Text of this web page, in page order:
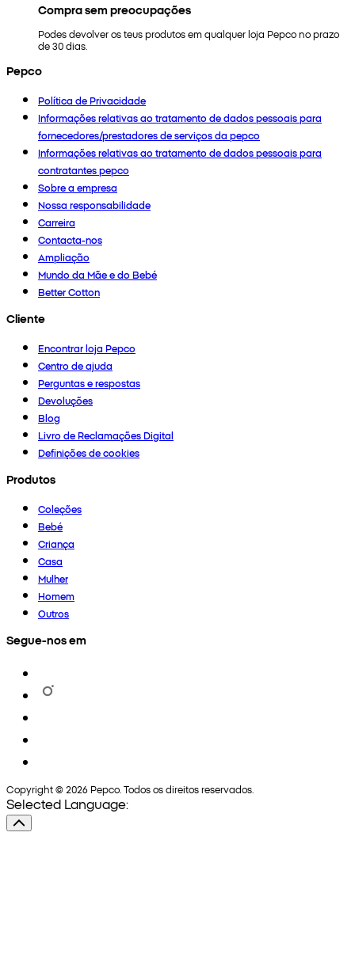
Compra sem preocupações
Podes devolver os teus produtos em qualquer loja Pepco no prazo
de 30 dias.
Pepco
Política de Privacidade
Informações relativas ao tratamento de dados pessoais para
fornecedores/prestadores de serviços da pepco
Informações relativas ao tratamento de dados pessoais para
contratantes pepco
Sobre a empresa
Nossa responsabilidade
Carreira
Contacta-nos
Ampliação
Mundo da Mãe e do Bebé
Better Cotton
Cliente
Encontrar loja Pepco
Centro de ajuda
Perguntas e respostas
Devoluções
Blog
Livro de Reclamações Digital
Definições de cookies
Produtos
Coleções
Bebé
Criança
Casa
Mulher
Homem
Outros
Segue-nos em
Copyright © 2026 Pepco. Todos os direitos reservados.
Selected Language: